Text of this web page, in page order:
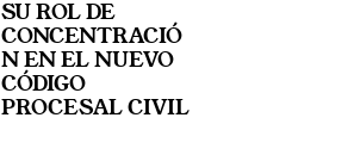
SU ROL DE
CONCENTRACIÓ
N EN EL NUEVO
CÓDIGO
PROCESAL CIVIL